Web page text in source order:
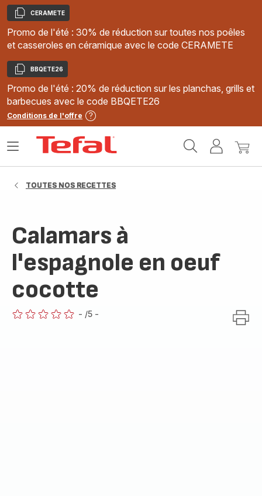
Copier
CERAMETE
Promo de l'été : 30% de réduction sur toutes nos poêles
et casseroles en céramique avec le code CERAMETE
Copier
BBQETE26
Promo de l'été : 20% de réduction sur les planchas, grills et
barbecues avec le code BBQETE26
Conditions de l'offre
MonMon
Ouvrir
TOUTES NOS RECETTES
Calamars à
l'espagnole en oeuf
cocotte
- /5 -